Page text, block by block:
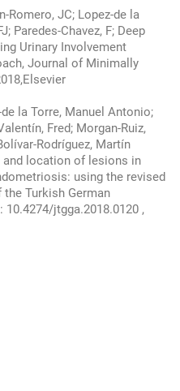
Romero, JC; Lopez-de la
Paredes-Chavez, F; Deep
Urinary Involvement
Journal of Minimally
la Torre, Manuel Antonio;
Fred; Morgan-Ruiz,
Rodríguez, Martín
location of lesions in
using the revised
Turkish German
jtgga.2018.0120 ,